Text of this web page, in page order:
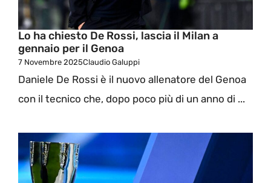
Lo ha chiesto De Rossi, lascia il Milan a
gennaio per il Genoa
7 Novembre 2025Claudio Galuppi
Daniele De Rossi è il nuovo allenatore del Genoa
con il tecnico che, dopo poco più di un anno di ...